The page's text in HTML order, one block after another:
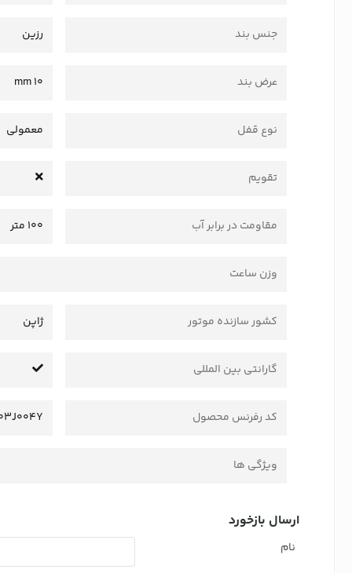
جنس بند رزین
عرض بند 10 mm
نوع قفل معمولی
تقویم
مقاومت در برابر آب 100 متر
وزن ساعت
کشور سازنده موتور ژاپن
گارانتی بین المللی
کد رفرنس محصول
ویژگی ها
ارسال بازخورد
نام